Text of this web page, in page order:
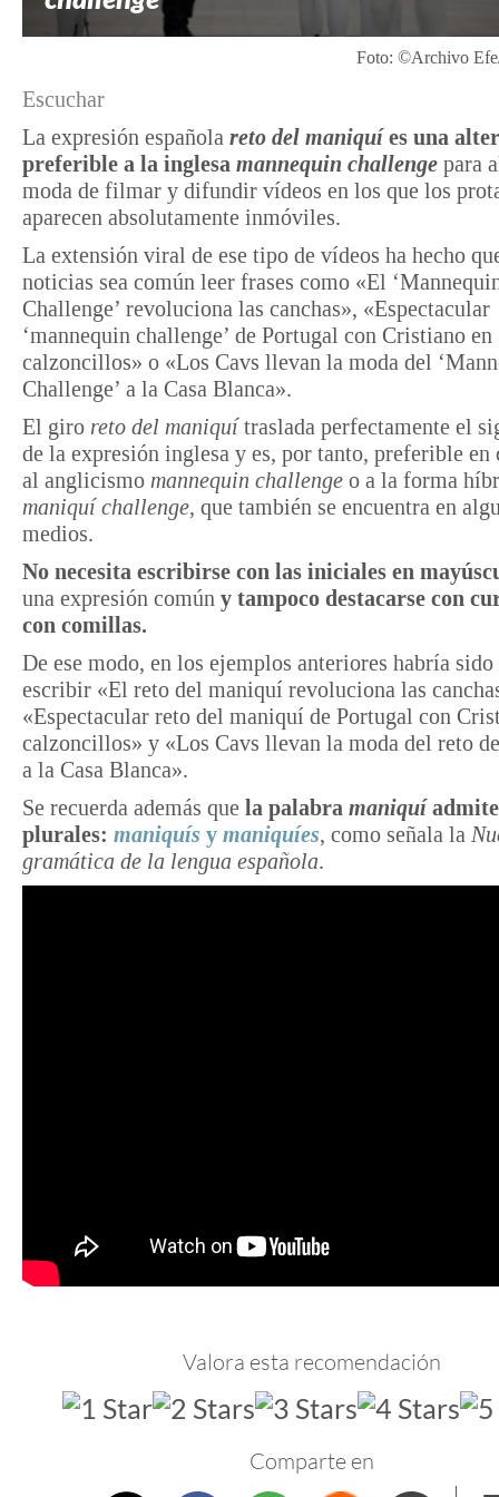
Foto: ©Archivo
Escuchar
La expresión española reto del maniquíes una
preferible a la inglesa mannequin challenge para
moda de filmar y difundir vídeos en los que los
aparecen absolutamente inmóviles.
La extensión viral de ese tipo de vídeos ha hecho
noticias sea común leer frases como «El
Challenge’ revoluciona las canchas», «Espectacular
‘mannequin challenge’ de Portugal con Cristiano en
calzoncillos» o «Los Cavs llevan la moda del
Challenge’ a la Casa Blanca».
El giro reto del maniquítraslada perfectamente el
de la expresión inglesa y es, por tanto, preferible en
al anglicismo mannequin challenge o a la forma
maniquí challenge, que también se encuentra en
medios.
No necesita escribirse con las iniciales en
una expresión común y tampoco destacarse con
con comillas.
De ese modo, en los ejemplos anteriores habría
escribir «El reto del maniquí revoluciona las
«Espectacular reto del maniquí de Portugal con
calzoncillos» y «Los Cavs llevan la moda del reto
a la Casa Blanca».
Se recuerda además que la palabra maniquí
plurales: maniquís y maniquíes, como señala la
gramática de la lengua española.
Valora esta recomendación
Comparte en